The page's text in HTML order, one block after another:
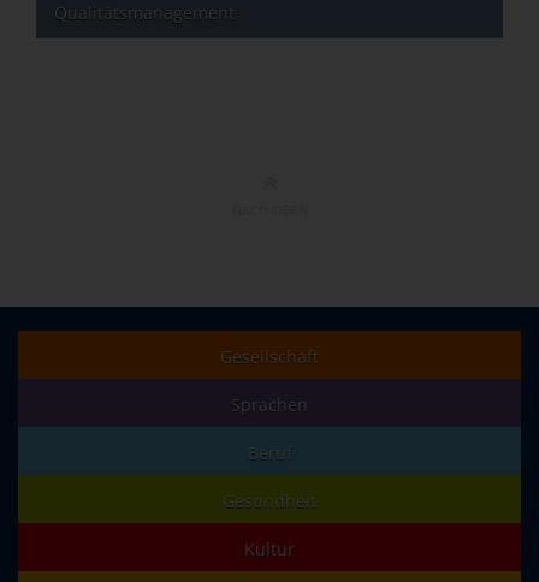
Qualitätsmanagement
Gesellschaft
Sprachen
Beruf
Gesundheit
Kultur